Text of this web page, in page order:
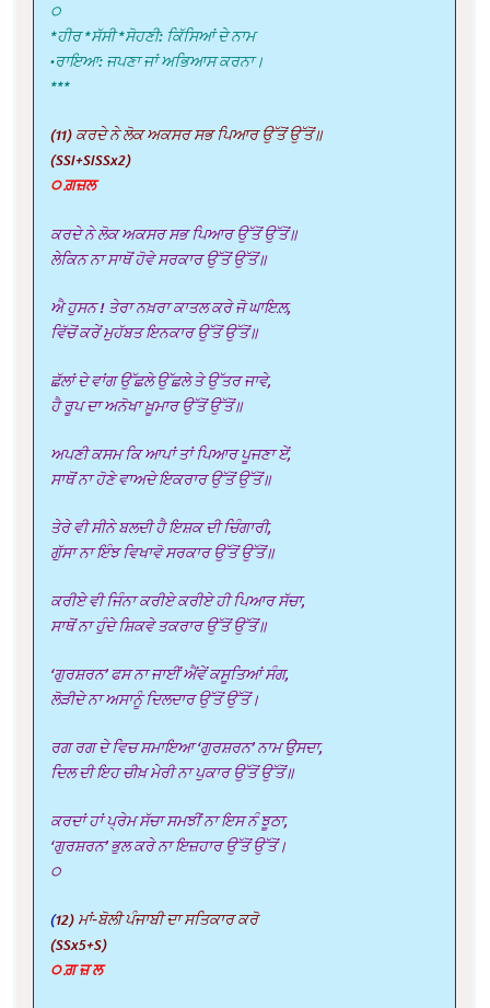
੦
*ਹੀਰ *ਸੱਸੀ *ਸੋਹਣੀ: ਕਿੱਸਿਆਂ ਦੇ ਨਾਮ
•ਰਾਇਆ: ਜਪਣਾ ਜਾਂ ਅਭਿਆਸ ਕਰਨਾ।
***
(11) ਕਰਦੇ ਨੇ ਲੋਕ ਅਕਸਰ ਸਭ ਪਿਆਰ ਉੱਤੋਂ ਉੱਤੋਂ॥
(SSI+SISSx2)
੦ ਗ਼ਜ਼ਲ
ਕਰਦੇ ਨੇ ਲੋਕ ਅਕਸਰ ਸਭ ਪਿਆਰ ਉੱਤੋਂ ਉੱਤੋਂ॥
ਲੇਕਿਨ ਨਾ ਸਾਥੋਂ ਹੋਵੇ ਸਰਕਾਰ ਉੱਤੋਂ ਉੱਤੋਂ॥
ਐ ਹੁਸਨ ! ਤੇਰਾ ਨਖ਼ਰਾ ਕਾਤਲ ਕਰੇ ਜੋ ਘਾਇਲ਼,
ਵਿੱਚੋਂ ਕਰੇਂ ਮੁਹੱਬਤ ਇਨਕਾਰ ਉੱਤੋਂ ਉੱਤੋਂ॥
ਛੱਲਾਂ ਦੇ ਵਾਂਗ ਉੱਛਲੇ ਉੱਛਲੇ ਤੇ ਉੱਤਰ ਜਾਵੇ,
ਹੈ ਰੂਪ ਦਾ ਅਨੋਖਾ ਖ਼ੂਮਾਰ ਉੱਤੋਂ ਉੱਤੋਂ॥
ਅਪਣੀ ਕਸਮ ਕਿ ਆਪਾਂ ਤਾਂ ਪਿਆਰ ਪੂਜਣਾ ਏਂ,
ਸਾਥੋਂ ਨਾ ਹੋਣੇ ਵਾਅਦੇ ਇਕਰਾਰ ਉੱਤੋਂ ਉੱਤੋਂ॥
ਤੇਰੇ ਵੀ ਸੀਨੇ ਬਲਦੀ ਹੈ ਇਸ਼ਕ ਦੀ ਚਿੰਗਾਰੀ,
ਗੁੱਸਾ ਨਾ ਇੰਝ ਵਿਖਾਵੋ ਸਰਕਾਰ ਉੱਤੋਂ ਉੱਤੋਂ॥
ਕਰੀਏ ਵੀ ਜਿੰਨਾ ਕਰੀਏ ਕਰੀਏ ਹੀ ਪਿਆਰ ਸੱਚਾ,
ਸਾਥੋਂ ਨਾ ਹੁੰਦੇ ਸ਼ਿਕਵੇ ਤਕਰਾਰ ਉੱਤੋਂ ਉੱਤੋਂ॥
‘ਗੁਰਸ਼ਰਨ’ ਫਸ ਨਾ ਜਾਈਂ ਐਂਵੇਂ ਕਸੂਤਿਆਂ ਸੰਗ,
ਲੋੜੀਦੇ ਨਾ ਅਸਾਨੂੰ ਦਿਲਦਾਰ ਉੱਤੋਂ ਉੱਤੋਂ।
ਰਗ ਰਗ ਦੇ ਵਿਚ ਸਮਾਇਆ ‘ਗੁਰਸ਼ਰਨ’ ਨਾਮ ਉਸਦਾ,
ਦਿਲ ਦੀ ਇਹ ਚੀਖ਼ ਮੇਰੀ ਨਾ ਪੁਕਾਰ ਉੱਤੋਂ ਉੱਤੋਂ॥
ਕਰਦਾਂ ਹਾਂ ਪ੍ਰੇਮ ਸੱਚਾ ਸਮਝੀਂ ਨਾ ਇਸ ਨੰ ਝੂਠਾ,
‘ਗੁਰਸ਼ਰਨ’ ਭੁਲ ਕਰੇ ਨਾ ਇਜ਼ਹਾਰ ਉੱਤੋਂ ਉੱਤੋਂ।
੦
(12) ਮਾਂ-ਬੋਲੀ ਪੰਜਾਬੀ ਦਾ ਸਤਿਕਾਰ ਕਰੋ
(SSx5+S)
੦ ਗ਼ ਜ਼ ਲ